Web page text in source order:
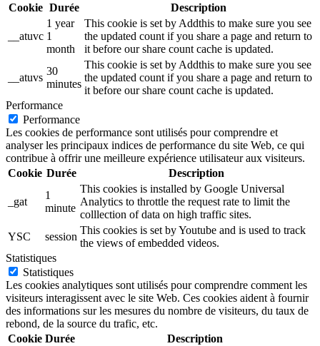
Cookie Durée Description
__atuvc
1 year
1
month
This cookie is set by Addthis to make sure you see
the updated count if you share a page and return to
it before our share count cache is updated.
__atuvs
30
minutes
This cookie is set by Addthis to make sure you see
the updated count if you share a page and return to
it before our share count cache is updated.
Performance
Performance
Les cookies de performance sont utilisés pour comprendre et
analyser les principaux indices de performance du site Web, ce qui
contribue à offrir une meilleure expérience utilisateur aux visiteurs.
Cookie Durée Description
_gat
1
minute
This cookies is installed by Google Universal
Analytics to throttle the request rate to limit the
colllection of data on high traffic sites.
YSC
session
This cookies is set by Youtube and is used to track
the views of embedded videos.
Statistiques
Statistiques
Les cookies analytiques sont utilisés pour comprendre comment les
visiteurs interagissent avec le site Web. Ces cookies aident à fournir
des informations sur les mesures du nombre de visiteurs, du taux de
rebond, de la source du trafic, etc.
Cookie Durée Description